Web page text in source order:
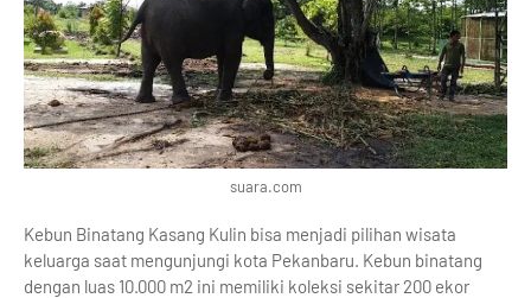
suara.com
Kebun Binatang Kasang Kulin bisa menjadi pilihan wisata
keluarga saat mengunjungi kota Pekanbaru. Kebun binatang
dengan luas 10.000 m2 ini memiliki koleksi sekitar 200 ekor